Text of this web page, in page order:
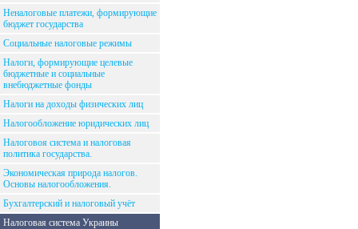
Неналоговые платежи, формирующие
бюджет государства
Социальные налоговые режимы
Налоги, формирующие целевые
бюджетные и социальные
внебюджетные фонды
Налоги на доходы физических лиц
Налогообложение юридических лиц
Налоговоя система и налоговая
политика государства.
Экономическая природа налогов.
Основы налогообложения.
Бухгалтерский и налоговый учёт
Налоговая система Украины